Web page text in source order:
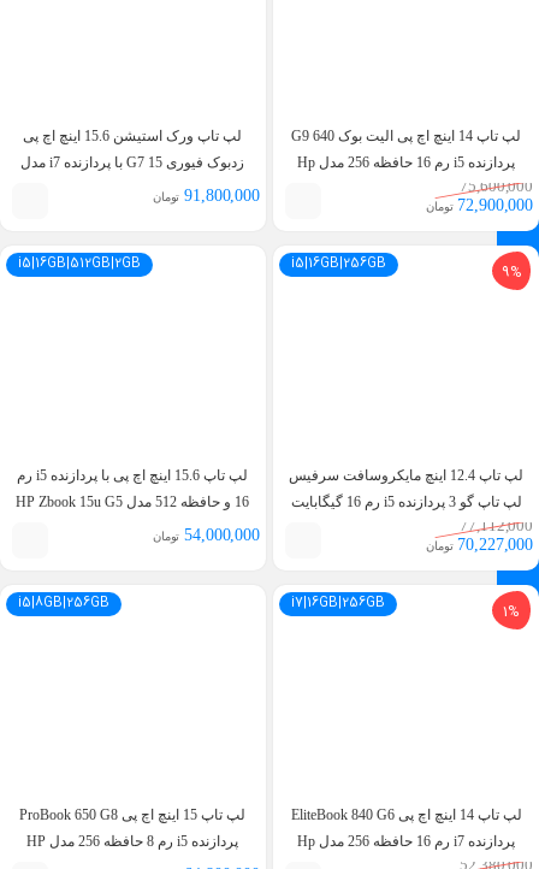
لپ تاپ 14 اینچ اچ پی الیت بوک 640 G9
پردازنده i5 رم 16 حافظه 256 مدل Hp
EliteBook 640 g9 i5 12th 16GB 256GB
75,600,000
72,900,000 تومان
لپ تاپ ورک استیشن 15.6 اینچ اچ پی
زدبوک فیوری 15 G7 با پردازنده i7 مدل
HP Zbook Fury 15 G7 i7 10TH 16GB
91,800,000 تومان
i5|16GB|256GB 9%
لپ تاپ 12.4 اینچ مایکروسافت سرفیس
لپ تاپ گو 3 پردازنده i5 رم 16 گیگابایت
Go 3 i5 12TH 16GB 256GB
77,112,000
70,227,000 تومان
i5|16GB|512GB|2GB
لپ تاپ 15.6 اینچ اچ پی با پردازنده i5 رم
16 و حافظه 512 مدل HP Zbook 15u G5
i5 8th 16GB 512GB 2GB AMD Radeon
54,000,000 تومان
i7|16GB|256GB 1%
لپ تاپ 14 اینچ اچ پی EliteBook 840 G6
پردازنده i7 رم 16 حافظه 256 مدل Hp
52,380,000
i5|8GB|256GB
لپ تاپ 15 اینچ اچ پی ProBook 650 G8
پردازنده i5 رم 8 حافظه 256 مدل HP